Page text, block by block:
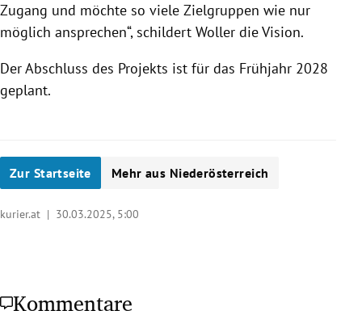
Zugang und möchte so viele Zielgruppen wie nur
möglich ansprechen“, schildert Woller die Vision.
Der Abschluss des Projekts ist für das Frühjahr 2028
geplant.
Zur Startseite Mehr aus Niederösterreich
kurier.at | 30.03.2025, 5:00
Kommentare